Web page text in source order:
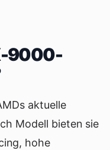
9000-
aktuelle
Modell bieten sie
hohe